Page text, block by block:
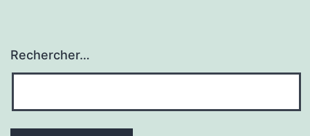
Rechercher…